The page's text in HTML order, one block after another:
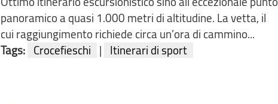
panoramico a quasi 1.000 metri di altitudine. La vetta, il
cui raggiungimento richiede circa un’ora di cammino...
Tags: Crocefieschi | Itinerari di sport